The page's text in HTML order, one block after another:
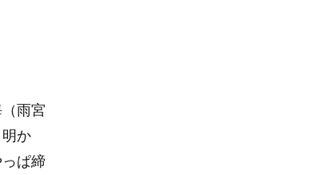
雨宮
か
ぱ締